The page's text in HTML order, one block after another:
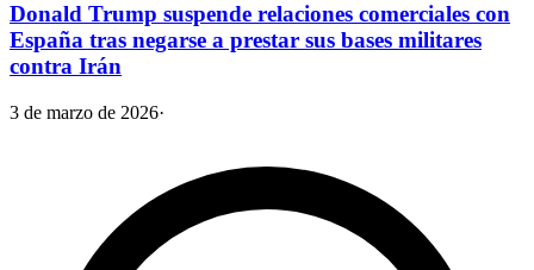
Donald Trump suspende relaciones comerciales con
España tras negarse a prestar sus bases militares
contra Irán
3 de marzo de 2026·